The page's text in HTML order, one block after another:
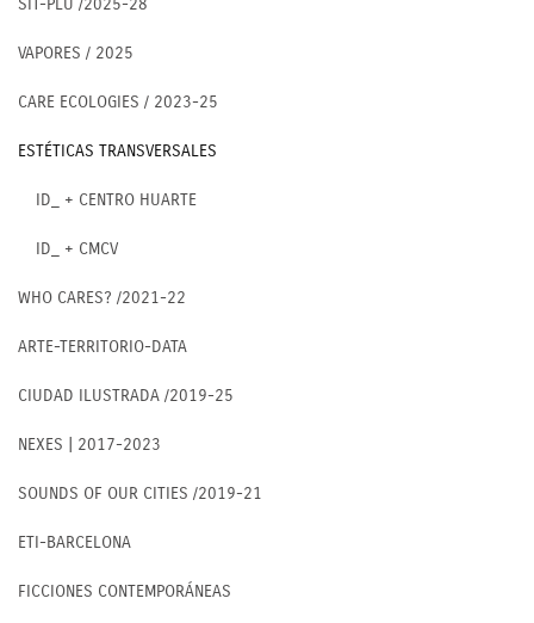
SIT-PLU /2025-28
VAPORES / 2025
CARE ECOLOGIES / 2023-25
ESTÉTICAS TRANSVERSALES
ID_ + CENTRO HUARTE
ID_ + CMCV
WHO CARES? /2021-22
ARTE-TERRITORIO-DATA
CIUDAD ILUSTRADA /2019-25
NEXES | 2017-2023
SOUNDS OF OUR CITIES /2019-21
ETI-BARCELONA
FICCIONES CONTEMPORÁNEAS